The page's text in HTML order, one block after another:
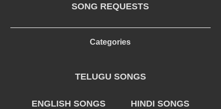
SONG REQUESTS
Categories
TELUGU SONGS
ENGLISH SONGS HINDI SONGS